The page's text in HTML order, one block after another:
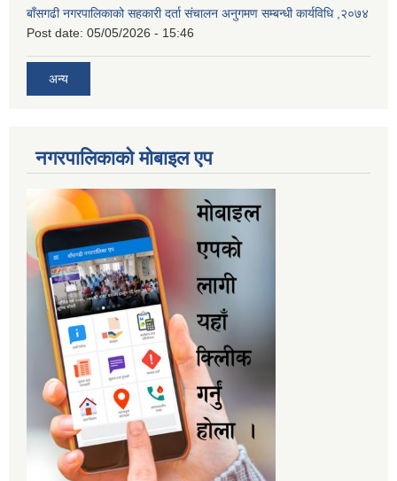
बाँसगढी नगरपालिकाको सहकारी दर्ता संचालन अनुगमण सम्बन्धी कार्यविधि ,२०७४
Post date: 05/05/2026 - 15:46
अन्य
नगरपालिकाकाे माेबाइल एप